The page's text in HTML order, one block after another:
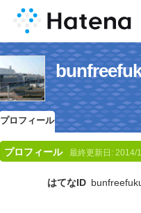
プロフィール
プロフィール 最終更新日: 2014/
はてなID